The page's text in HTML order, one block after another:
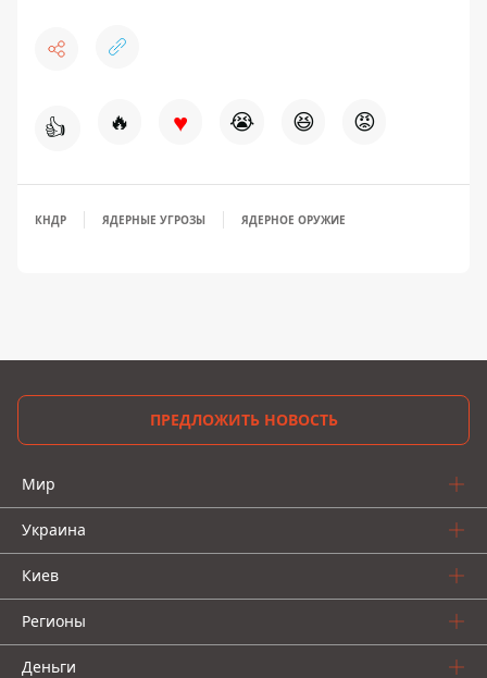
👍 🔥 ♥ 😭 😆 😡
КНДР ЯДЕРНЫЕ УГРОЗЫ ЯДЕРНОЕ ОРУЖИЕ
ПРЕДЛОЖИТЬ НОВОСТЬ
Мир
Украина
Киев
Регионы
Деньги